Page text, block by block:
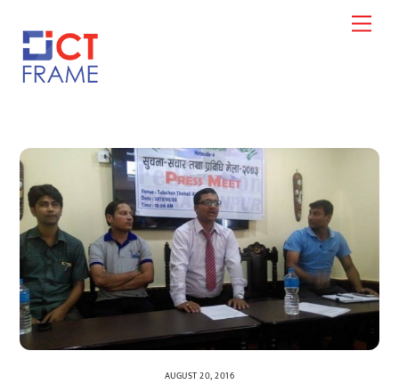
content
AUGUST 20, 2016